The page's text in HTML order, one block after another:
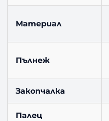
Материал
Пълнеж
Закопчалка
Палец